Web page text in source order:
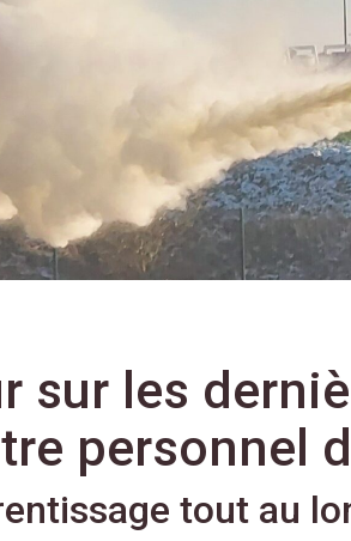
sur les
personnel
tout au